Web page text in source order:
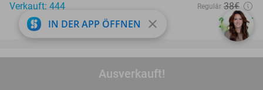
Ausverkauft!
Verkauft: 444
Regulär 38€
23,25€
favorite_border
Eintritt in den Saunapark Return
IN DER APP ÖFFNEN close